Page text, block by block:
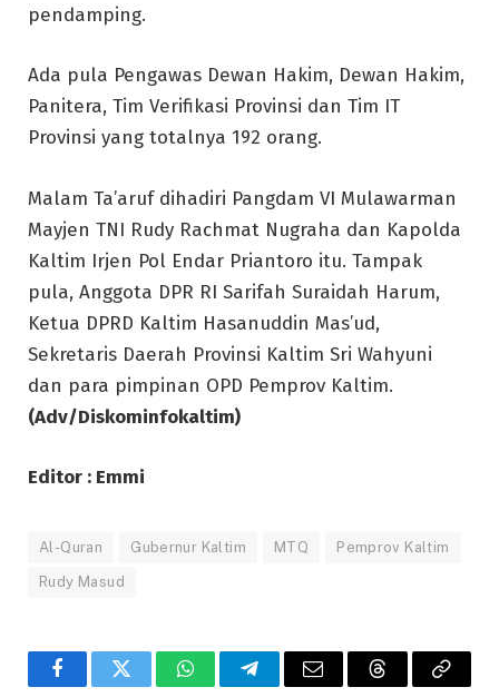
pendamping.
Ada pula Pengawas Dewan Hakim, Dewan Hakim,
Panitera, Tim Verifikasi Provinsi dan Tim IT
Provinsi yang totalnya 192 orang.
Malam Ta’aruf dihadiri Pangdam VI Mulawarman
Mayjen TNI Rudy Rachmat Nugraha dan Kapolda
Kaltim Irjen Pol Endar Priantoro itu. Tampak
pula, Anggota DPR RI Sarifah Suraidah Harum,
Ketua DPRD Kaltim Hasanuddin Mas’ud,
Sekretaris Daerah Provinsi Kaltim Sri Wahyuni
dan para pimpinan OPD Pemprov Kaltim.
(Adv/Diskominfokaltim)
Editor : Emmi
Al-Quran Gubernur Kaltim MTQ Pemprov Kaltim
Rudy Masud
FacebookTwitter WhatsAppTelegramEmail ThreadsCopy